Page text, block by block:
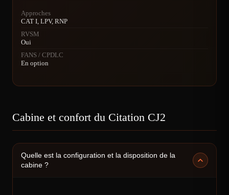
Approches
CAT I, LPV, RNP
RVSM
Oui
FANS / CPDLC
En option
Cabine et confort du Citation CJ2
Quelle est la configuration et la disposition de la
cabine ?